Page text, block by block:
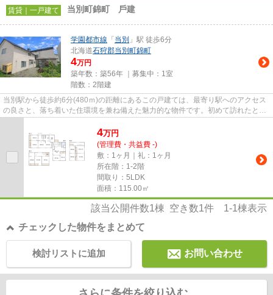
賃貸｜一戸建て 当別町錦町 ⼾建
学園都市線 「 当別 」駅 徒歩6分
北海道石狩郡当別町錦町
4万円
築年数：築56年 ｜募集中： 1室
階数：2階建
当別駅から徒歩約6分(480ｍ)の距離にあるこの戸建ては、最寄り駅へのアクセス
の良さと、落ち着いた住環境を兼ね備えた魅力的な物件です。初めて訪れたと
4万円
(管理費・共益費 -)
敷：1ヶ月｜礼：1ヶ月
所在階：1-2階
間取り：5LDK
面積：115.00㎡
該当公開件数1棟 空き数1件 1-1棟表示
チェックした物件をまとめて
お問い合わせ
検討リストに追加